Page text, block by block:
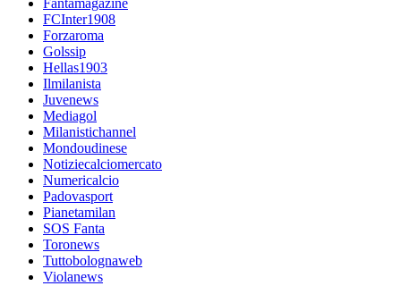
Fantamagazine
FCInter1908
Forzaroma
Golssip
Hellas1903
Ilmilanista
Juvenews
Mediagol
Milanistichannel
Mondoudinese
Notiziecalciomercato
Numericalcio
Padovasport
Pianetamilan
SOS Fanta
Toronews
Tuttobolognaweb
Violanews